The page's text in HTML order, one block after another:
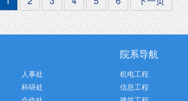
人事处
科研处
院系导航
机电工程
信息工程